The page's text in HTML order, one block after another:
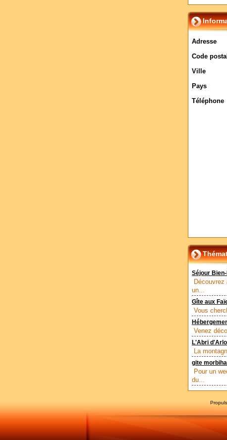
Adresse
Code postal
Ville
Pays
Téléphone
Séjour
un...
Gîte aux
Vous
Venez
L'Abri
La
gite
Pour un
du...